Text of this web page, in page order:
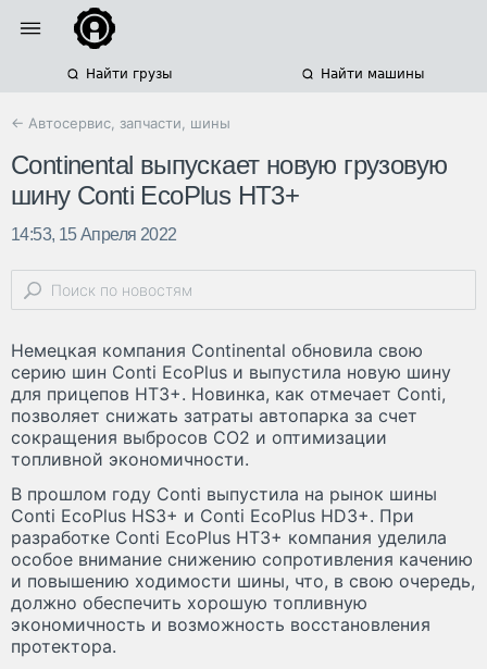
Найти грузы Найти машины
← Автосервис, запчасти, шины
Continental выпускает новую грузовую
шину Conti EcoPlus HT3+
14:53, 15 Апреля 2022
Немецкая компания Continental обновила свою
серию шин Conti EcoPlus и выпустила новую шину
для прицепов HT3+. Новинка, как отмечает Conti,
позволяет снижать затраты автопарка за счет
сокращения выбросов CO2 и оптимизации
топливной экономичности.
В прошлом году Conti выпустила на рынок шины
Conti EcoPlus HS3+ и Conti EcoPlus HD3+. При
разработке Conti EcoPlus HT3+ компания уделила
особое внимание снижению сопротивления качению
и повышению ходимости шины, что, в свою очередь,
должно обеспечить хорошую топливную
экономичность и возможность восстановления
протектора.